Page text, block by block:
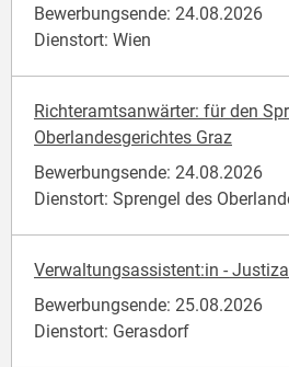
Bewerbungsende: 24.08.2026
Dienstort: Wien
Richteramtsanwärter: für den
Oberlandesgerichtes Graz
Bewerbungsende: 24.08.2026
Dienstort: Sprengel des
Verwaltungsassistent:in -
Bewerbungsende: 25.08.2026
Dienstort: Gerasdorf